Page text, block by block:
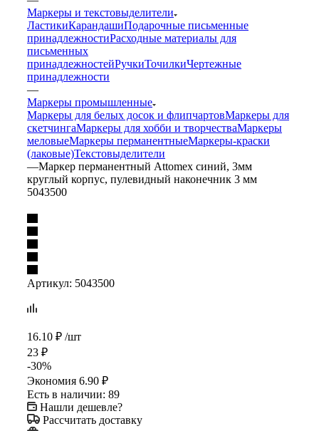
Маркеры и текстовыделители
ЛастикиКарандашиПодарочные письменные
принадлежностиРасходные материалы для
письменных
принадлежностейРучкиТочилкиЧертежные
принадлежности
—
Маркеры промышленные
Маркеры для белых досок и флипчартовМаркеры для
скетчингаМаркеры для хобби и творчестваМаркеры
меловыеМаркеры перманентныеМаркеры-краски
(лаковые)Текстовыделители
—Маркер перманентный Attomex синий, 3мм
круглый корпус, пулевидный наконечник 3 мм
5043500
Артикул: 5043500
16.10 ₽ /шт
23 ₽
-30%
Экономия 6.90 ₽
Есть в наличии: 89
Нашли дешевле?
Рассчитать доставку